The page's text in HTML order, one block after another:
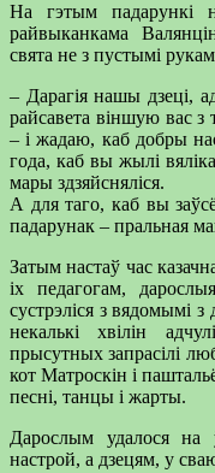
На гэтым падарункі
райвыканкама
свята не з пустымі
– Дарагія нашы дзеці,
райсавета віншую вас з
– і жадаю, каб добры
года, каб вы жылі
мары здзяйсняліся.
А для таго, каб вы
падарунак – пральная
Затым настаў час
іх педагогам,
сустрэліся з вядомымі з
некалькі хвілін
прысутных запрасілі
кот Матроскін і
песні, танцы і жарты.
Дарослым удалося на
настрой, а дзецям, у